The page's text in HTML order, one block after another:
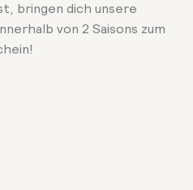
bringen dich unsere
von 2 Saisons zum